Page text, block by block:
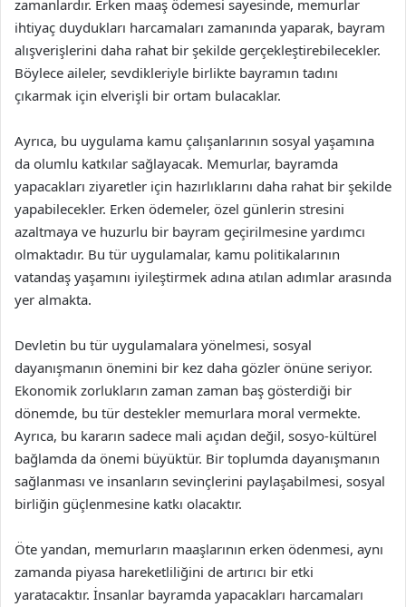
zamanlardır. Erken maaş ödemesi sayesinde, memurlar
ihtiyaç duydukları harcamaları zamanında yaparak, bayram
alışverişlerini daha rahat bir şekilde gerçekleştirebilecekler.
Böylece aileler, sevdikleriyle birlikte bayramın tadını
çıkarmak için elverişli bir ortam bulacaklar.
Ayrıca, bu uygulama kamu çalışanlarının sosyal yaşamına
da olumlu katkılar sağlayacak. Memurlar, bayramda
yapacakları ziyaretler için hazırlıklarını daha rahat bir şekilde
yapabilecekler. Erken ödemeler, özel günlerin stresini
azaltmaya ve huzurlu bir bayram geçirilmesine yardımcı
olmaktadır. Bu tür uygulamalar, kamu politikalarının
vatandaş yaşamını iyileştirmek adına atılan adımlar arasında
yer almakta.
Devletin bu tür uygulamalara yönelmesi, sosyal
dayanışmanın önemini bir kez daha gözler önüne seriyor.
Ekonomik zorlukların zaman zaman baş gösterdiği bir
dönemde, bu tür destekler memurlara moral vermekte.
Ayrıca, bu kararın sadece mali açıdan değil, sosyo-kültürel
bağlamda da önemi büyüktür. Bir toplumda dayanışmanın
sağlanması ve insanların sevinçlerini paylaşabilmesi, sosyal
birliğin güçlenmesine katkı olacaktır.
Öte yandan, memurların maaşlarının erken ödenmesi, aynı
zamanda piyasa hareketliliğini de artırıcı bir etki
yaratacaktır. İnsanlar bayramda yapacakları harcamaları